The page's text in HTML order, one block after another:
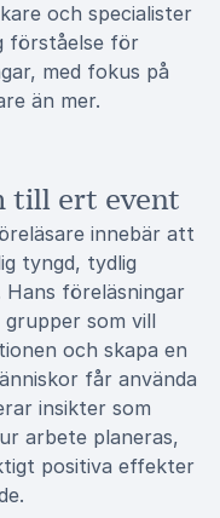
och specialister
förståelse för
med fokus på
än mer.
till ert event
innebär att
tyngd, tydlig
Hans föreläsningar
som vill
och skapa en
får använda
insikter som
arbete planeras,
positiva effekter